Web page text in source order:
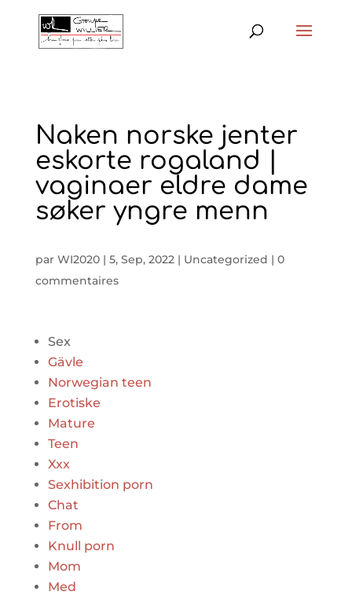
Naken norske jenter
eskorte rogaland |
vaginaer eldre dame
søker yngre menn
par WI2020| 5, Sep, 2022| Uncategorized | 0
commentaires
Sex
Gävle
Norwegian teen
Erotiske
Mature
Teen
Xxx
Sexhibition porn
Chat
From
Knull porn
Mom
Med